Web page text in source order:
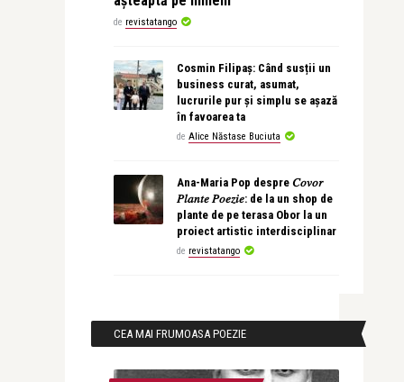
de revistatango
Cosmin Filipaș: Când susții un
business curat, asumat,
lucrurile pur și simplu se așază
în favoarea ta
de Alice Năstase Buciuta
Ana-Maria Pop despre 𝐶𝑜𝑣𝑜𝑟
𝑃𝑙𝑎𝑛𝑡𝑒 𝑃𝑜𝑒𝑧𝑖𝑒: de la un shop de
plante de pe terasa Obor la un
proiect artistic interdisciplinar
de revistatango
CEA MAI FRUMOASA POEZIE